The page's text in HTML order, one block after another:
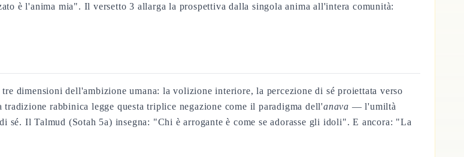
è l'anima mia". Il versetto 3 allarga la prospettiva dalla singola anima all'intera comunità:
tre dimensioni dell'ambizione umana: la volizione interiore, la percezione di sé proiettata verso
rabbinica legge questa triplice negazione come il paradigma dell'anava — l'umiltà
sé. Il Talmud (Sotah 5a) insegna: "Chi è arrogante è come se adorasse gli idoli". E ancora: "La